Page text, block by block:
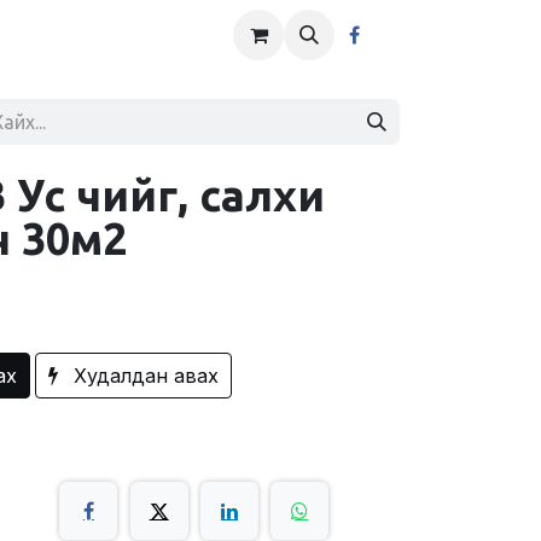
чийг, салхи
30м2
Худалдан авах